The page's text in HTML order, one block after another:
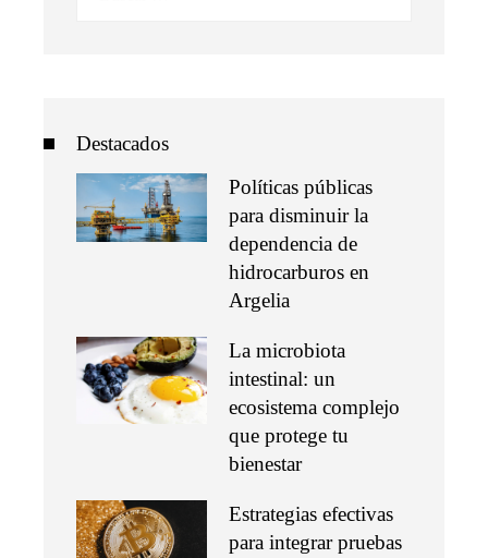
Destacados
Políticas públicas
para disminuir la
dependencia de
hidrocarburos en
Argelia
La microbiota
intestinal: un
ecosistema complejo
que protege tu
bienestar
Estrategias efectivas
para integrar pruebas